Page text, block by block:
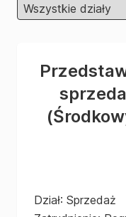
Dział: Sprzedaż